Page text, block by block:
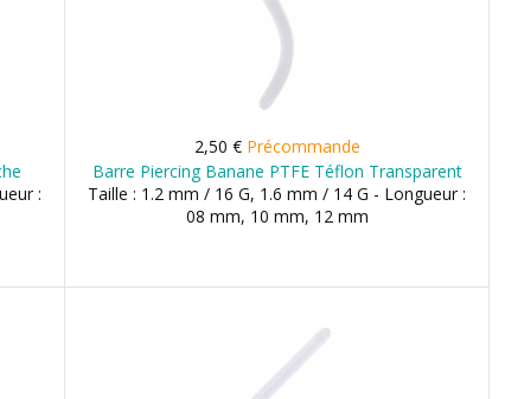
:
2,50 € Précommande
Barre Piercing Banane PTFE Téflon Transparent
Taille : 1.2 mm / 16 G, 1.6 mm / 14 G - Longueur :
08 mm, 10 mm, 12 mm